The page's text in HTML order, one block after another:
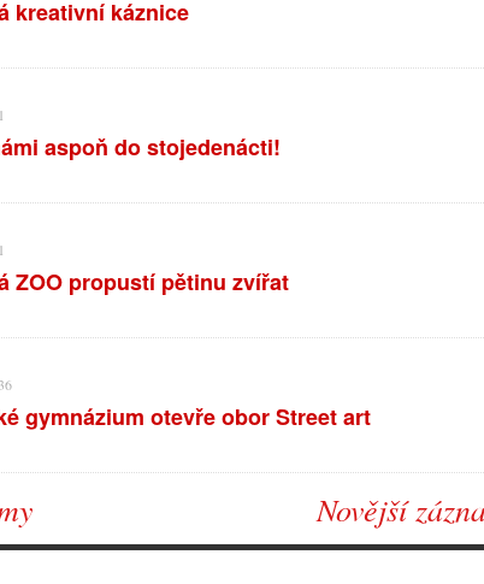
kreativní káznice
aspoň do stojedenácti!
ZOO propustí pětinu zvířat
gymnázium otevře obor Street art
Novější